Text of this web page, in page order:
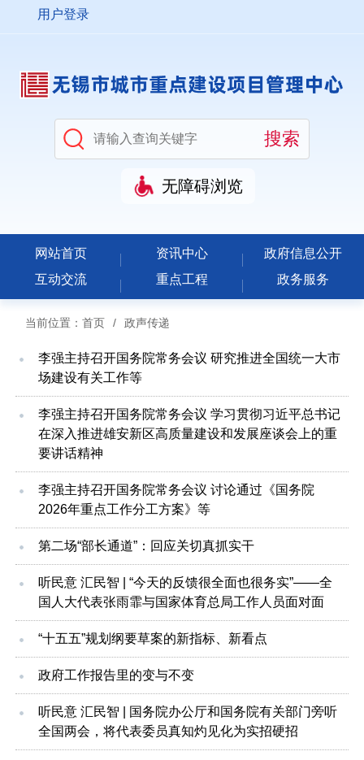
用户登录
无障碍浏览
网站首页 资讯中心
政府信息公开
互动交流
重点工程 政务服务
当前位置： 首页 / 政声传递
李强主持召开国务院常务会议 研究推进全国统一大市
场建设有关工作等
李强主持召开国务院常务会议 学习贯彻习近平总书记
在深入推进雄安新区高质量建设和发展座谈会上的重
要讲话精神
李强主持召开国务院常务会议 讨论通过《国务院
2026年重点工作分工方案》等
第二场“部长通道”：回应关切真抓实干
听民意 汇民智 | “今天的反馈很全面也很务实”——全
国人大代表张雨霏与国家体育总局工作人员面对面
“十五五”规划纲要草案的新指标、新看点
政府工作报告里的变与不变
听民意 汇民智 | 国务院办公厅和国务院有关部门旁听
全国两会，将代表委员真知灼见化为实招硬招